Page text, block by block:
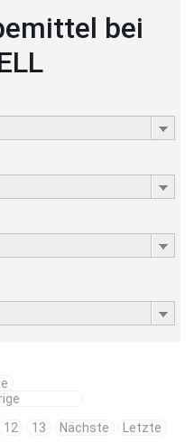
bei
12 13 Nächste Letzte